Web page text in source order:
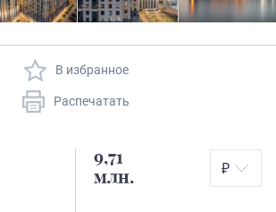
В избранное
Распечатать
9,71
млн.
₽